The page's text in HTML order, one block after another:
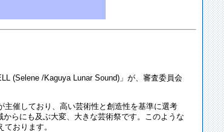
(Selene /Kaguya Lunar Sound)」が、審査委員会
主催しており、高い芸術性と創造性を基準に選考
らにも及ぶ大変、大きな芸術祭です。このような
おります。